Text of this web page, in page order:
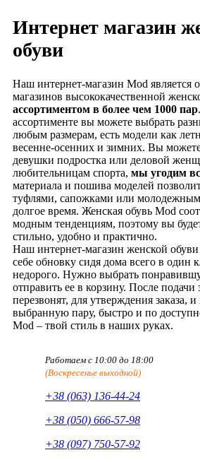
Интернет магазин
обуви
Наш интернет-магазин Mod является
магазинов высококачественной
ассортиментом в более чем 1000 пар
ассортименте вы можете выбрать
любым размерам, есть модели как
весенне-осенних и зимних. Вы
девушки подростка или деловой
любительницам спорта, мы угодим
материала и пошива моделей
туфлями, сапожками или
долгое время. Женская обувь Mod
модным тенденциям, поэтому вы
стильно, удобно и практично.
Наш интернет-магазин женской обуви
себе обновку сидя дома всего в один
недорого. Нужно выбрать
отправить ее в корзину. После подачи
перезвонят, для утверждения заказа,
выбранную пару, быстро и по
Mod – твой стиль в наших руках.
Работаем с 10:00 до 18:00
(Воскресенье выходной)
+38 (063) 136-44-24
+38 (050) 666-57-98
+38 (097) 750-57-92